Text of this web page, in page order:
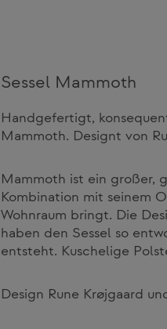
Sessel Mammoth
Handgefertigt,
Mammoth. Designt von
Mammoth ist ein großer,
Kombination mit seinem
Wohnraum bringt. Die
haben den Sessel so
entsteht. Kuschelige
Design Rune Krøjgaard